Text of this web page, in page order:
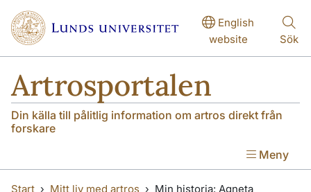
Hoppa till huvudinnehåll
Hoppa till huvudinnehåll
English
website
Sök
Artrosportalen
Din källa till pålitlig information om artros direkt från
forskare
Meny
Start Mitt liv med artros Min historia: Agneta